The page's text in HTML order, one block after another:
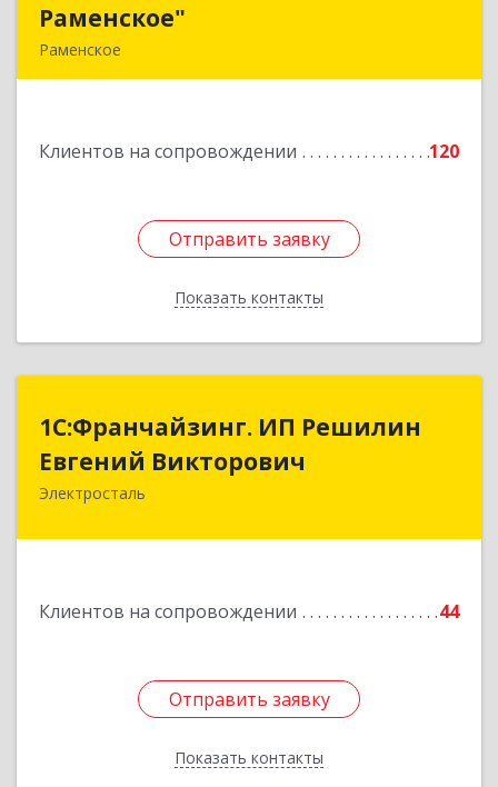
Раменское"
Раменское
Клиентов на сопровождении 120
Отправить заявку
Показать контакты
Подробнее
Отправить заявку
Назад
1С:Франчайзинг. ИП Решилин
Евгений Викторович
Электросталь
Клиентов на сопровождении 44
Отправить заявку
Показать контакты
1С:Франчайзинг. ИП Решилин
Евгений Викторович
144006, Московская обл, Электросталь г,
Отправить заявку
Назад